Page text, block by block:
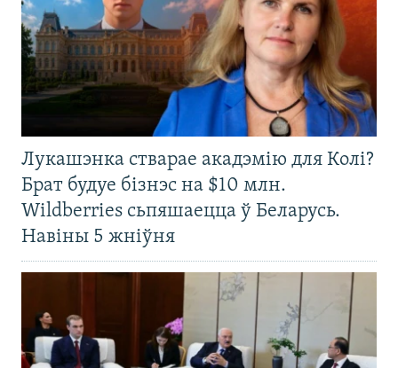
Лукашэнка стварае акадэмію для Колі?
Брат будуе бізнэс на $10 млн.
Wildberries сьпяшаецца ў Беларусь.
Навіны 5 жніўня